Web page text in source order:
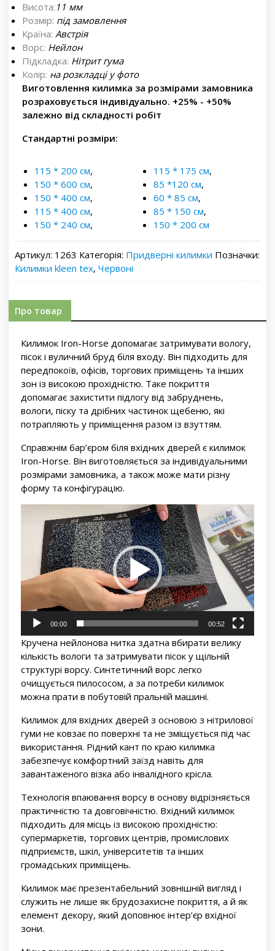
Висота: 11 мм
Розмір: під замовлення
Країна: Австрія
Ворс: Нейлон
Підкладка: Нітрит гума
Колір: на розкладці у фото
Виготовлення килимка за розмірами замовника
розраховується індивідуально. +25% - +50%
залежно від складності робіт
Стандартні розміри:
115 * 200 см,
150 * 600 см,
150 * 400 см,
115 * 400 см,
150 * 240 см,
115 * 175 см,
85 *120 см,
60 * 85 см,
85 * 150 см,
150 * 200 см
Артикул: 1263 Категорія: Придверні килимки Позначки:
Килимки kleen tex, Червоні
Про товар
Килимок Iron-Horse допомагає затримувати вологу,
пісок і вуличний бруд біля входу. Він підходить для
передпокоїв, офісів, торгових приміщень та інших
зон із високою прохідністю. Таке покриття
допомагає захистити підлогу від забруднень,
вологи, піску та дрібних частинок щебеню, які
потрапляють у приміщення разом із взуттям.
Справжнім бар’єром біля вхідних дверей є килимок
Iron-Horse. Він виготовляється за індивідуальними
розмірами замовника, а також може мати різну
форму та конфігурацію.
Відеопрогравач
00:00 00:52
Кручена нейлонова нитка здатна вбирати велику
кількість вологи та затримувати пісок у щільній
структурі ворсу. Синтетичний ворс легко
очищується пилососом, а за потреби килимок
можна прати в побутовій пральній машині.
Килимок для вхідних дверей з основою з нітрилової
гуми не ковзає по поверхні та не зміщується під час
використання. Рідний кант по краю килимка
забезпечує комфортний заїзд навіть для
завантаженого візка або інвалідного крісла.
Технологія впаювання ворсу в основу відрізняється
практичністю та довговічністю. Вхідний килимок
підходить для місць із високою прохідністю:
супермаркетів, торгових центрів, промислових
підприємств, шкіл, університетів та інших
громадських приміщень.
Килимок має презентабельний зовнішній вигляд і
служить не лише як брудозахисне покриття, а й як
елемент декору, який доповнює інтер’єр вхідної
зони.